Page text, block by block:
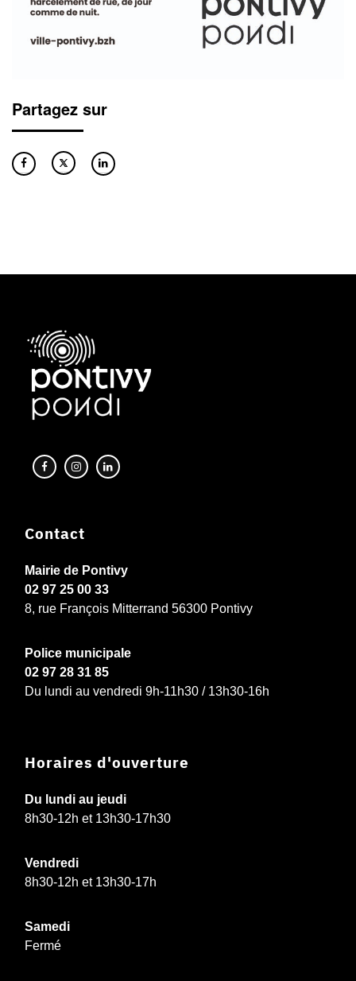
Partagez sur
Contact
Mairie de Pontivy
02 97 25 00 33
8, rue François Mitterrand 56300 Pontivy
Police municipale
02 97 28 31 85
Du lundi au vendredi 9h-11h30 / 13h30-16h
Horaires d'ouverture
Du lundi au jeudi
8h30-12h et 13h30-17h30
Vendredi
8h30-12h et 13h30-17h
Samedi
Fermé